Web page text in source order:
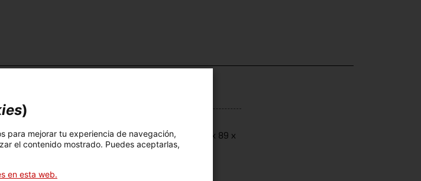
Primera meitat segle XX
Dimensions: 186 x 89 x
67 cm
)
para mejorar tu experiencia de navegación,
el contenido mostrado. Puedes aceptarlas,
en esta web.